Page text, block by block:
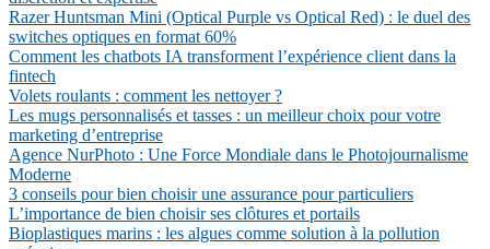
Razer Huntsman Mini (Optical Purple vs Optical Red) : le duel des
switches optiques en format 60%
Comment les chatbots IA transforment l’expérience client dans la
fintech
Volets roulants : comment les nettoyer ?
Les mugs personnalisés et tasses : un meilleur choix pour votre
marketing d’entreprise
Agence NurPhoto : Une Force Mondiale dans le Photojournalisme
Moderne
3 conseils pour bien choisir une assurance pour particuliers
L’importance de bien choisir ses clôtures et portails
Bioplastiques marins : les algues comme solution à la pollution